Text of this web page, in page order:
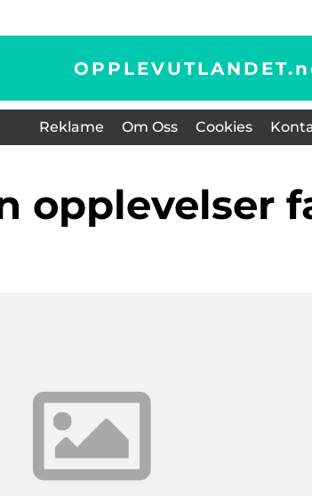
OPPLEVUTLANDET.
Reklame Om Oss Cookies
opplevelser